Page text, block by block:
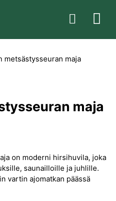
metsästysseuran maja
maja
on moderni hirsihuvila, joka
saunailloille ja juhlille.
vartin ajomatkan päässä